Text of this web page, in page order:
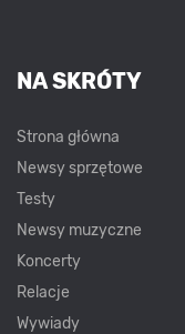
NA SKRÓTY
Strona główna
Newsy sprzętowe
Testy
Newsy muzyczne
Koncerty
Relacje
Wywiady